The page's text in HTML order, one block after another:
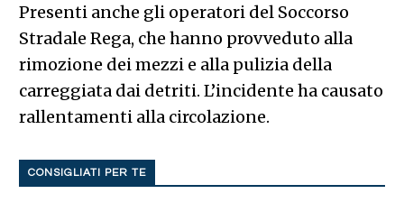
Presenti anche gli operatori del Soccorso
Stradale Rega, che hanno provveduto alla
rimozione dei mezzi e alla pulizia della
carreggiata dai detriti. L’incidente ha causato
rallentamenti alla circolazione.
CONSIGLIATI PER TE